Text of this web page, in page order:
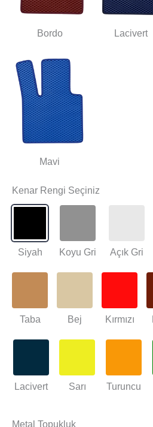
Bordo Lacivert
Mavi
Kenar Rengi Seçiniz
Siyah Koyu Gri Açık Gri
Taba Bej Kırmızı
Lacivert Sarı Turuncu
Metal Topukluk